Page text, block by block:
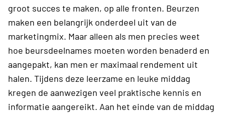
groot succes te maken, op alle fronten. Beurzen
maken een belangrijk onderdeel uit van de
marketingmix. Maar alleen als men precies weet
hoe beursdeelnames moeten worden benaderd en
aangepakt, kan men er maximaal rendement uit
halen. Tijdens deze leerzame en leuke middag
kregen de aanwezigen veel praktische kennis en
informatie aangereikt. Aan het einde van de middag